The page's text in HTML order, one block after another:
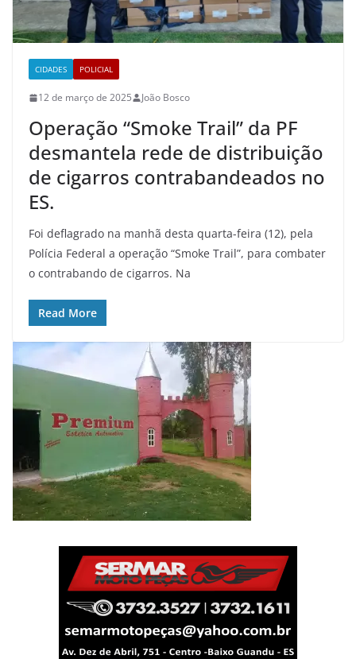
CIDADES POLICIAL
12 de março de 2025 João Bosco
Operação “Smoke Trail” da PF
desmantela rede de distribuição
de cigarros contrabandeados no
ES.
Foi deflagrado na manhã desta quarta-feira (12), pela
Polícia Federal a operação “Smoke Trail”, para combater
o contrabando de cigarros. Na
Read More